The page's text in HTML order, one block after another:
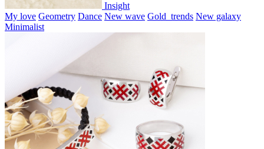
Insight
My love Geometry Dance New wave Gold_trends New galaxy
Minimalist